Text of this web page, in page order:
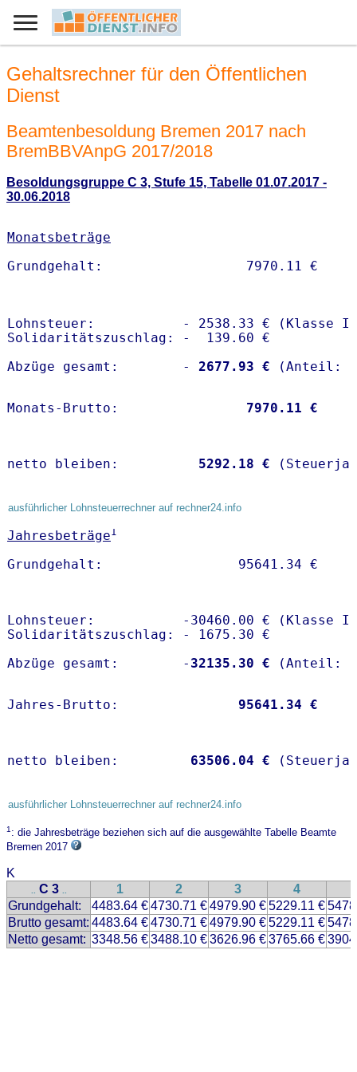
Gehaltsrechner für den Öffentlichen
Dienst
Beamtenbesoldung Bremen 2017 nach
BremBBVAnpG 2017/2018
Besoldungsgruppe C 3, Stufe 15, Tabelle 01.07.2017 -
30.06.2018
Monatsbeträge
Lohnsteuer:           - 2538.33 € (Klasse I)
Solidaritätszuschlag: -  139.60 €
Abzüge gesamt:        -
2677.93 €
Monats-Brutto: 7970.11 €
netto bleiben: 5292.18 €
ausführlicher Lohnsteuerrechner auf rechner24.info
Jahresbeträge1
Lohnsteuer:           -30460.00 € (Klasse I)
Solidaritätszuschlag: - 1675.30 €
Abzüge gesamt:        - 32135.30 €
Jahres-Brutto: 95641.34 €
netto bleiben: 63506.04 €
ausführlicher Lohnsteuerrechner auf rechner24.info
1: die Jahresbeträge beziehen sich auf die ausgewählte Tabelle Beamte
Bremen 2017
K
.. C 3 .. 1 2 3 4
Grundgehalt:
4483.64 €4730.71 €4979.90 €5229.11 €
Brutto gesamt: 4483.64 €4730.71 €4979.90 €5229.11 €
Netto gesamt: 3348.56 €3488.10 €3626.96 €3765.66 €